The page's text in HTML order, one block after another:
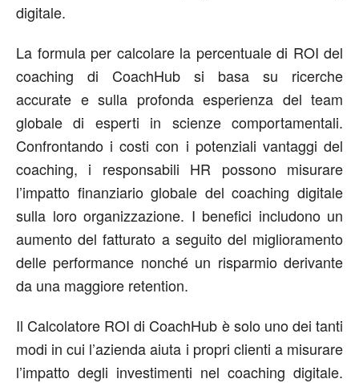
digitale.
La formula per calcolare la percentuale di ROI del
coaching di CoachHub si basa su ricerche
accurate e sulla profonda esperienza del team
globale di esperti in scienze comportamentali.
Confrontando i costi con i potenziali vantaggi del
coaching, i responsabili HR possono misurare
l’impatto finanziario globale del coaching digitale
sulla loro organizzazione. I benefici includono un
aumento del fatturato a seguito del miglioramento
delle performance nonché un risparmio derivante
da una maggiore retention.
Il Calcolatore ROI di CoachHub è solo uno dei tanti
modi in cui l’azienda aiuta i propri clienti a misurare
l’impatto degli investimenti nel coaching digitale.